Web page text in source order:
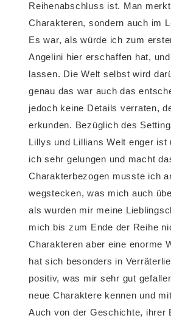
Reihenabschluss ist. Man
Charakteren, sondern auch im
Es war, als würde ich zum
Angelini hier erschaffen hat,
lassen. Die Welt selbst wird
genau das war auch das
jedoch keine Details verraten,
erkunden. Bezüglich des
Lillys und Lillians Welt enger
ich sehr gelungen und macht
Charakterbezogen musste ich
wegstecken, was mich auch
als wurden mir meine
mich bis zum Ende der Reihe
Charakteren aber eine enorme
hat sich besonders in
positiv, was mir sehr gut
neue Charaktere kennen und
Auch von der Geschichte, ihrer